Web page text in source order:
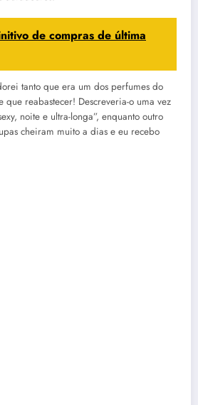
de compras de última
tanto que era um dos perfumes do
que reabastecer! Descreveria-o uma vez
noite e ultra-longa”, enquanto outro
cheiram muito a dias e eu recebo